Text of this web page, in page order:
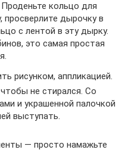
кольцо для
просверлите дырочку в
с лентой в эту дырку.
это самая простая
рисунком, аппликацией.
не стирался. Со
и украшенной палочкой
выступать.
— просто намажьте